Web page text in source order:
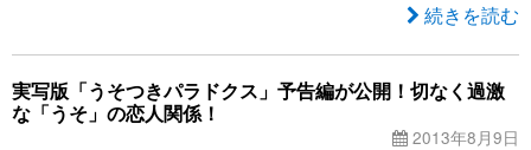
続きを読む
実写版「うそつきパラドクス」予告編が公開！切なく過激
な「うそ」の恋人関係！
2013年8月9日